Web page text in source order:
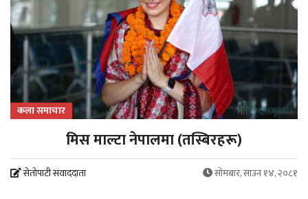
कला समाचार
मिस माल्टा नेपालमा (तस्बिरहरू)
सेतोपाटी संवाददाता सोमबार, साउन १४, २०८१